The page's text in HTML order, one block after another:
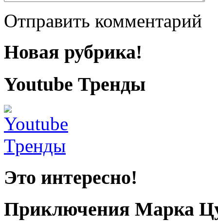
Отправить комментарий
Новая рубрика!
Youtube Тренды
Это интересно!
Приключения Марка